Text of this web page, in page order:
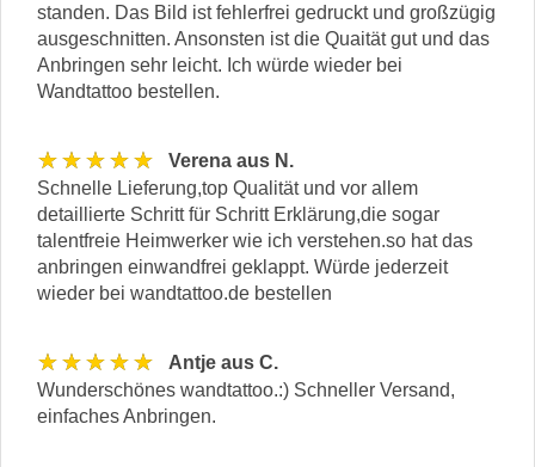
standen. Das Bild ist fehlerfrei gedruckt und großzügig
ausgeschnitten. Ansonsten ist die Quaität gut und das
Anbringen sehr leicht. Ich würde wieder bei
Wandtattoo bestellen.
★★★★★
Verena aus N.
Schnelle Lieferung,top Qualität und vor allem
detaillierte Schritt für Schritt Erklärung,die sogar
talentfreie Heimwerker wie ich verstehen.so hat das
anbringen einwandfrei geklappt. Würde jederzeit
wieder bei wandtattoo.de bestellen
★★★★★
Antje aus C.
Wunderschönes wandtattoo.:) Schneller Versand,
einfaches Anbringen.